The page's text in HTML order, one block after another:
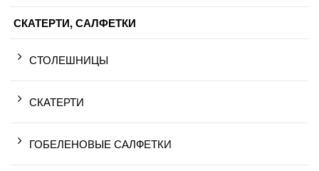
СКАТЕРТИ, САЛФЕТКИ
СТОЛЕШНИЦЫ
СКАТЕРТИ
ГОБЕЛЕНОВЫЕ САЛФЕТКИ